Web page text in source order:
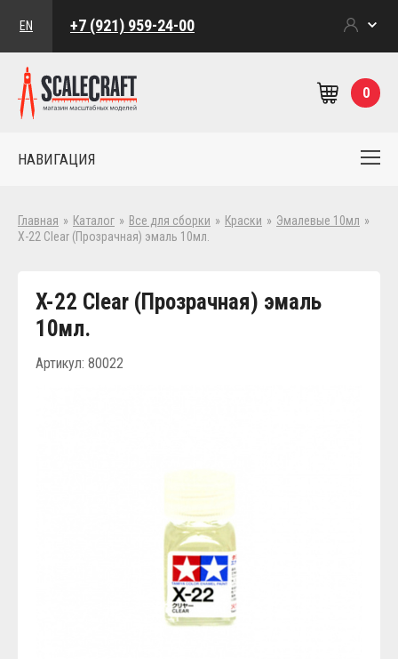
EN +7 (921) 959-24-00
0
НАВИГАЦИЯ
Главная » Каталог » Все для сборки » Краски » Эмалевые 10мл »
X-22 Clear (Прозрачная) эмаль 10мл.
X-22 Clear (Прозрачная) эмаль
10мл.
Артикул: 80022